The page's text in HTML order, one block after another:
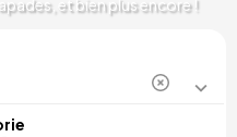
et bien plus encore !